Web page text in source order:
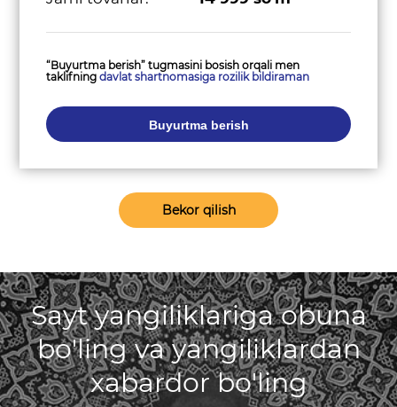
“Buyurtma berish” tugmasini bosish orqali men
taklifningdavlat shartnomasiga rozilik bildiraman
Buyurtma berish
Bekor qilish
Sayt yangiliklariga obuna
bo'ling va yangiliklardan
xabardor bo'ling